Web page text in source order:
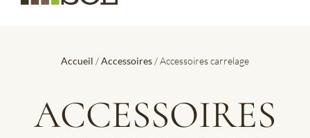
Accueil /Accessoires / Accessoires carrelage
ACCESSOIRES